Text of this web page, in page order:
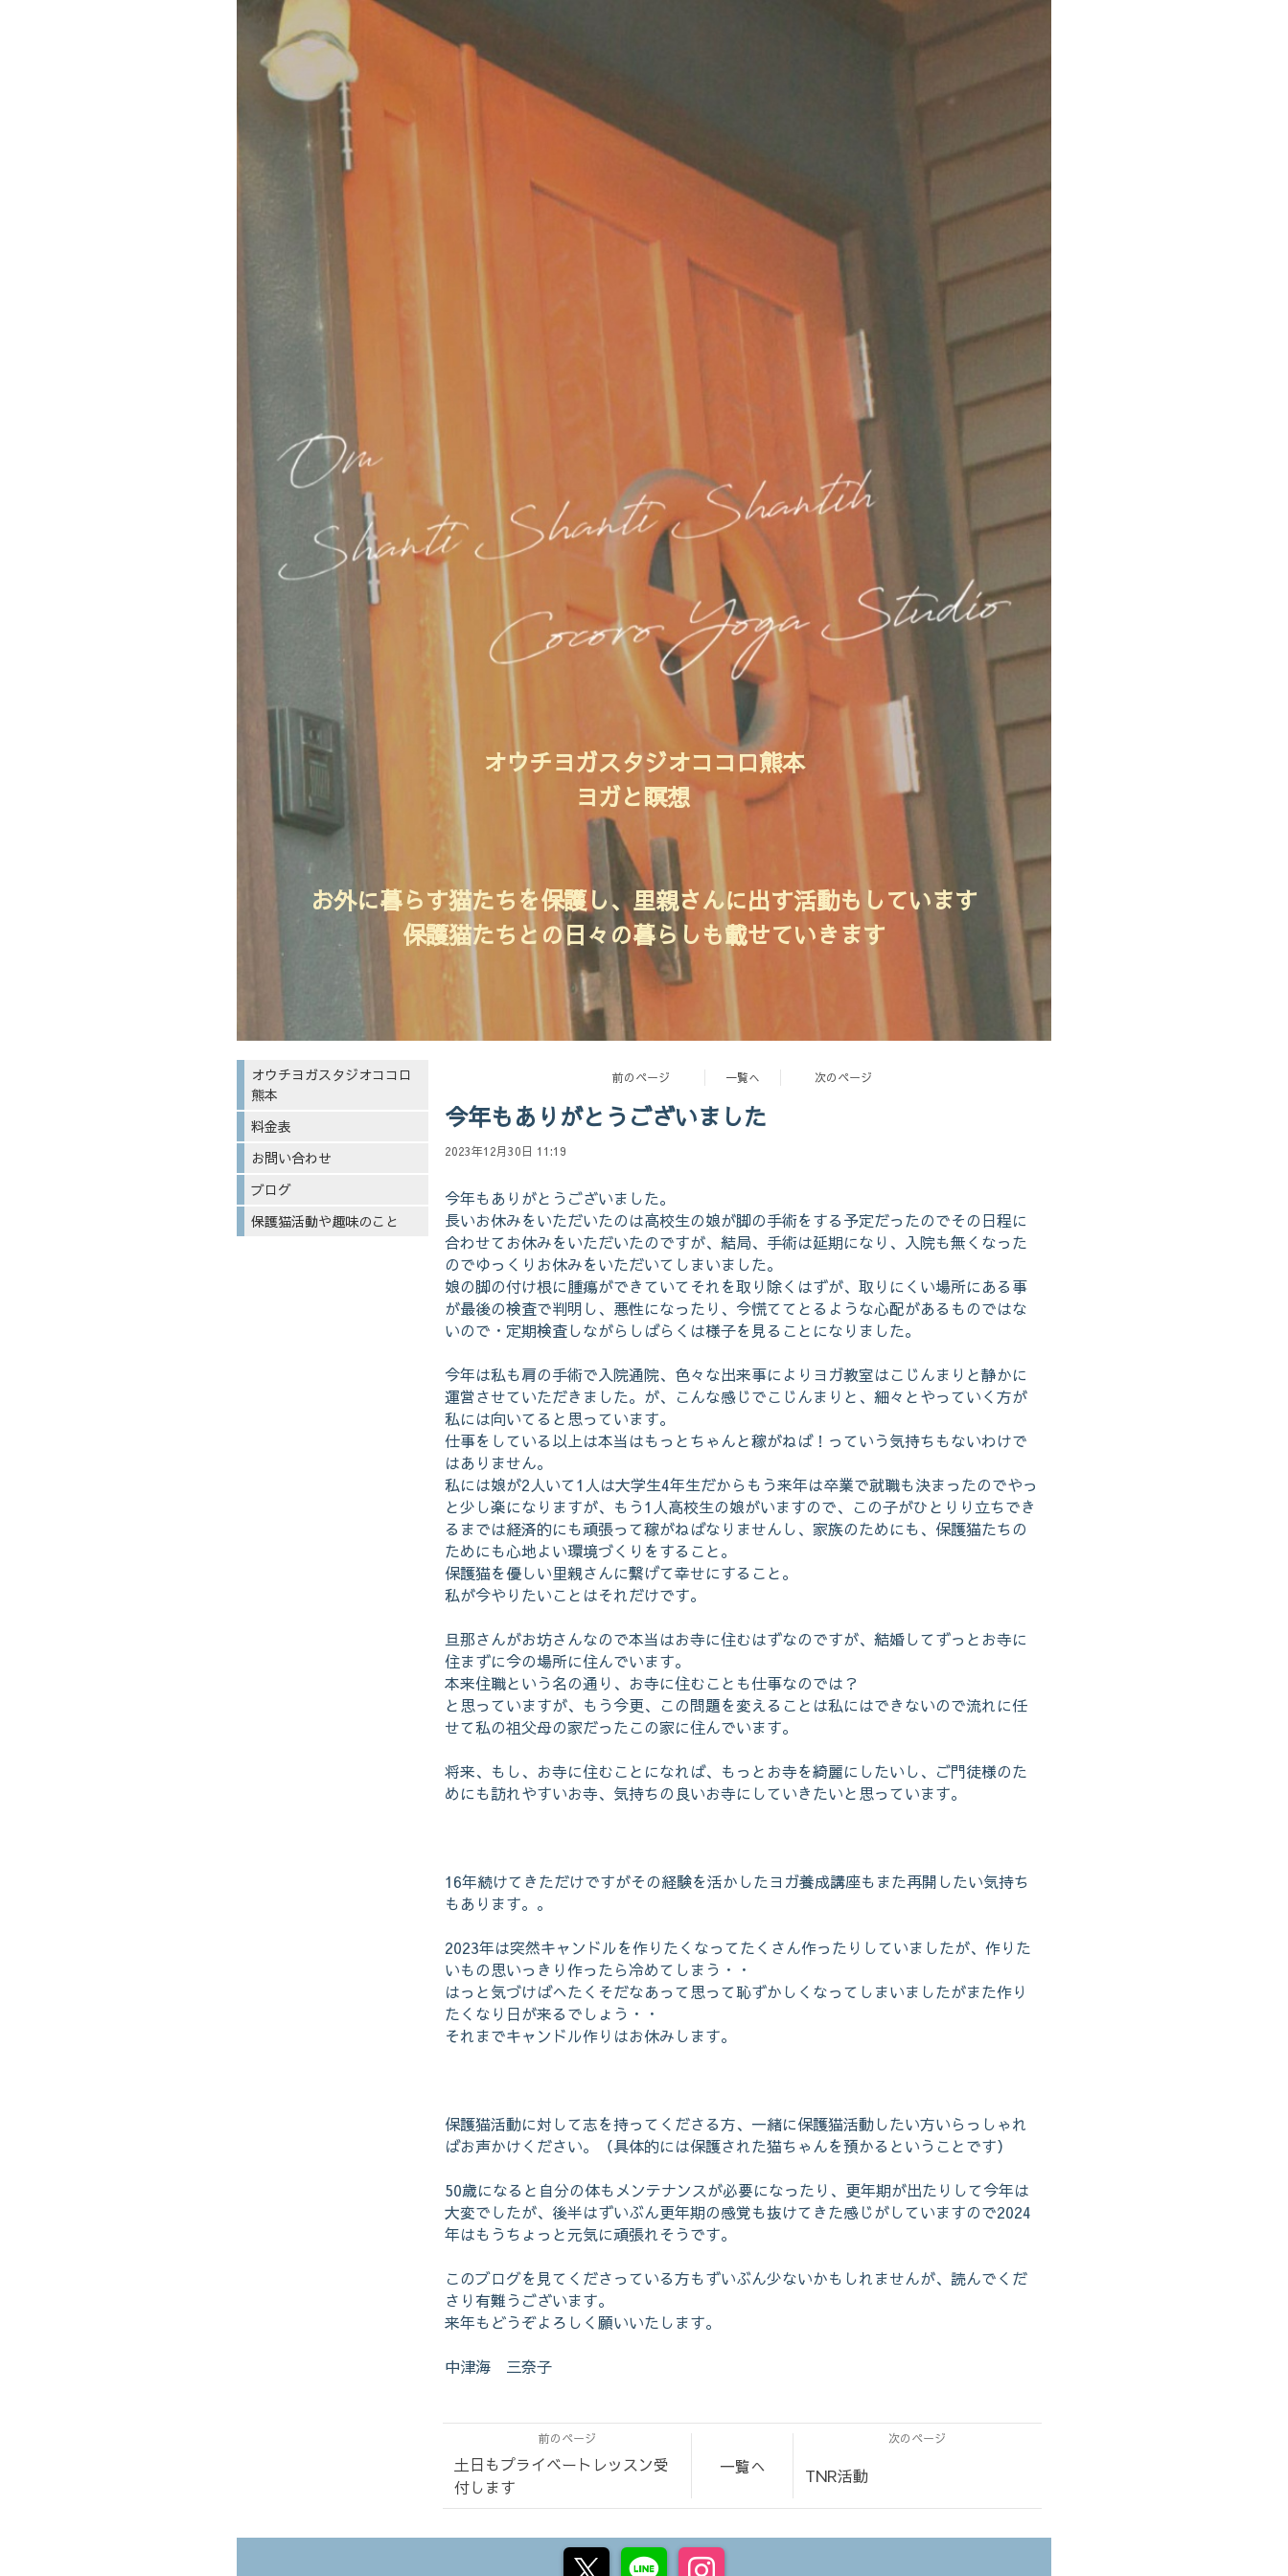
オウチヨガスタジオココロ熊本
ヨガと瞑想
お外に暮らす猫たちを保護し、里親さんに出す活動もしています
保護猫たちとの日々の暮らしも載せていきます
前のページ 一覧へ 次のページ
今年もありがとうございました
2023年12月30日 11:19
今年もありがとうございました。
長いお休みをいただいたのは高校生の娘が脚の手術をする予定だったのでその日程に
合わせてお休みをいただいたのですが、結局、手術は延期になり、入院も無くなった
のでゆっくりお休みをいただいてしまいました。
娘の脚の付け根に腫瘍ができていてそれを取り除くはずが、取りにくい場所にある事
が最後の検査で判明し、悪性になったり、今慌ててとるような心配があるものではな
いので・定期検査しながらしばらくは様子を見ることになりました。
今年は私も肩の手術で入院通院、色々な出来事によりヨガ教室はこじんまりと静かに
運営させていただきました。が、こんな感じでこじんまりと、細々とやっていく方が
私には向いてると思っています。
仕事をしている以上は本当はもっとちゃんと稼がねば！っていう気持ちもないわけで
はありません。
私には娘が2人いて1人は大学生4年生だからもう来年は卒業で就職も決まったのでやっ
と少し楽になりますが、もう1人高校生の娘がいますので、この子がひとりり立ちでき
るまでは経済的にも頑張って稼がねばなりませんし、家族のためにも、保護猫たちの
ためにも心地よい環境づくりをすること。
保護猫を優しい里親さんに繋げて幸せにすること。
私が今やりたいことはそれだけです。
旦那さんがお坊さんなので本当はお寺に住むはずなのですが、結婚してずっとお寺に
住まずに今の場所に住んでいます。
本来住職という名の通り、お寺に住むことも仕事なのでは？
と思っていますが、もう今更、この問題を変えることは私にはできないので流れに任
せて私の祖父母の家だったこの家に住んでいます。
将来、もし、お寺に住むことになれば、もっとお寺を綺麗にしたいし、ご門徒様のた
めにも訪れやすいお寺、気持ちの良いお寺にしていきたいと思っています。
16年続けてきただけですがその経験を活かしたヨガ養成講座もまた再開したい気持ち
もあります。。
2023年は突然キャンドルを作りたくなってたくさん作ったりしていましたが、作りた
いもの思いっきり作ったら冷めてしまう・・
はっと気づけばへたくそだなあって思って恥ずかしくなってしまいましたがまた作り
たくなり日が来るでしょう・・
それまでキャンドル作りはお休みします。
保護猫活動に対して志を持ってくださる方、一緒に保護猫活動したい方いらっしゃれ
ばお声かけください。（具体的には保護された猫ちゃんを預かるということです）
50歳になると自分の体もメンテナンスが必要になったり、更年期が出たりして今年は
大変でしたが、後半はずいぶん更年期の感覚も抜けてきた感じがしていますので2024
年はもうちょっと元気に頑張れそうです。
このブログを見てくださっている方もずいぶん少ないかもしれませんが、読んでくだ
さり有難うございます。
来年もどうぞよろしく願いいたします。
中津海 三奈子
前のページ
土日もプライベートレッスン受
付します
一覧へ
次のページ
TNR活動
オウチヨガスタジオココロ
熊本
料金表
お問い合わせ
ブログ
保護猫活動や趣味のこと